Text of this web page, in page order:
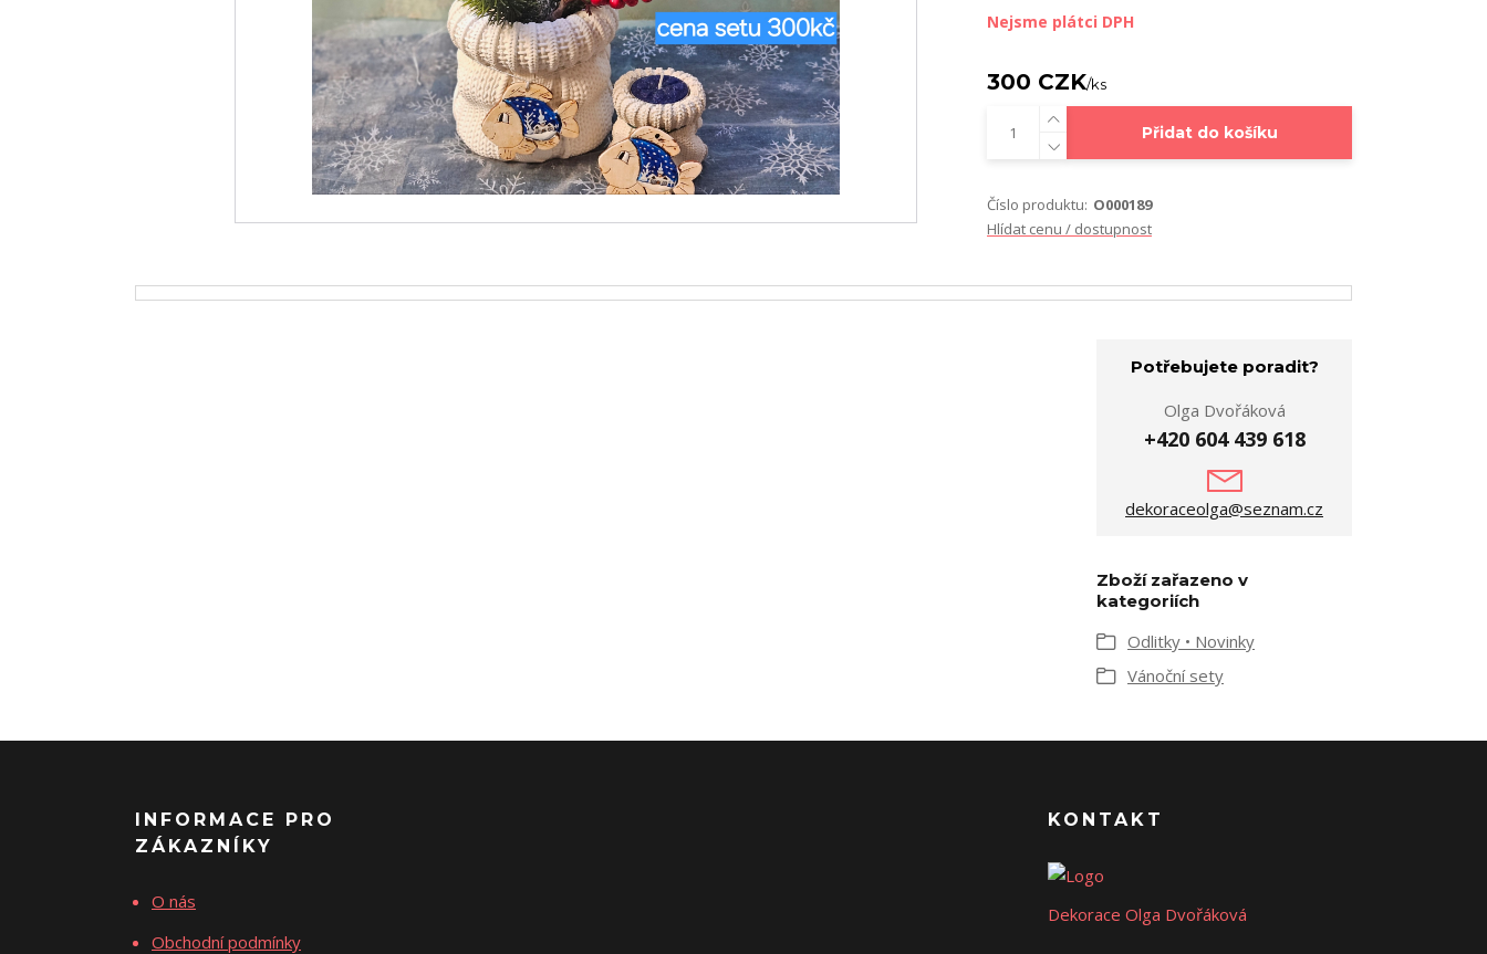
Nejsme plátci DPH
300 CZK/ks
Přidat do košíku
Číslo produktu: O000189
Hlídat cenu / dostupnost
Potřebujete poradit?
Olga Dvořáková
+420 604 439 618
dekoraceolga@seznam.cz
Zboží zařazeno v
kategoriích
Odlitky • Novinky
Vánoční sety
INFORMACE PRO
ZÁKAZNÍKY
O nás
Obchodní podmínky
KONTAKT
Dekorace Olga Dvořáková